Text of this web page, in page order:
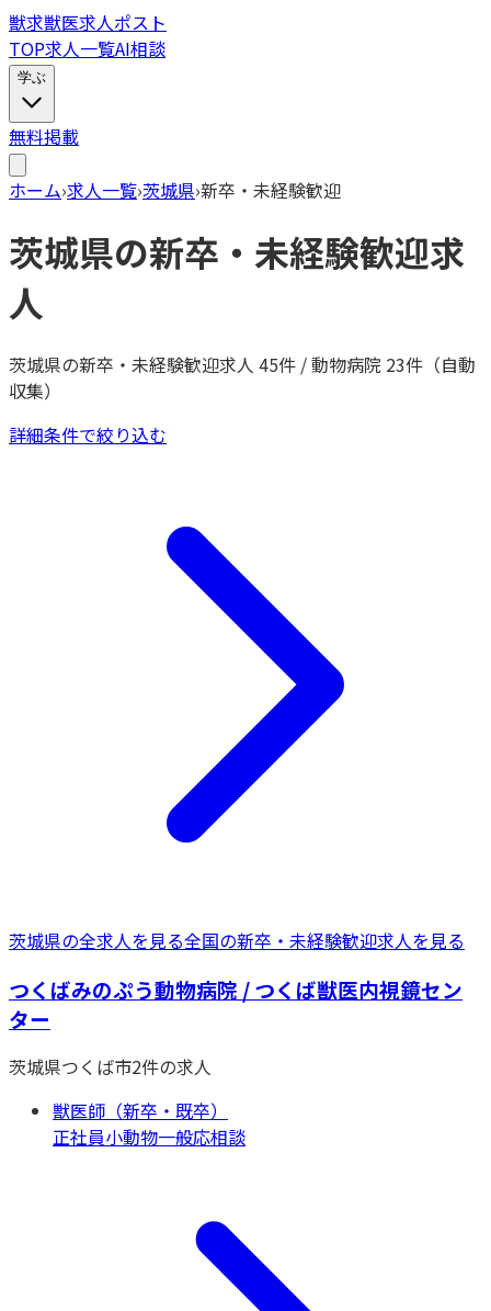
獣求獣医求人ポスト
TOP求人一覧AI相談
学ぶ
無料掲載
ホーム›求人一覧›茨城県›新卒・未経験歓迎
茨城県の新卒・未経験歓迎求
人
茨城県の新卒・未経験歓迎求人 45件 / 動物病院 23件（自動
収集）
詳細条件で絞り込む
茨城県の全求人を見る全国の新卒・未経験歓迎求人を見る
つくばみのぷう動物病院 / つくば獣医内視鏡セン
ター
茨城県つくば市2件の求人
獣医師（新卒・既卒）
正社員小動物一般応相談